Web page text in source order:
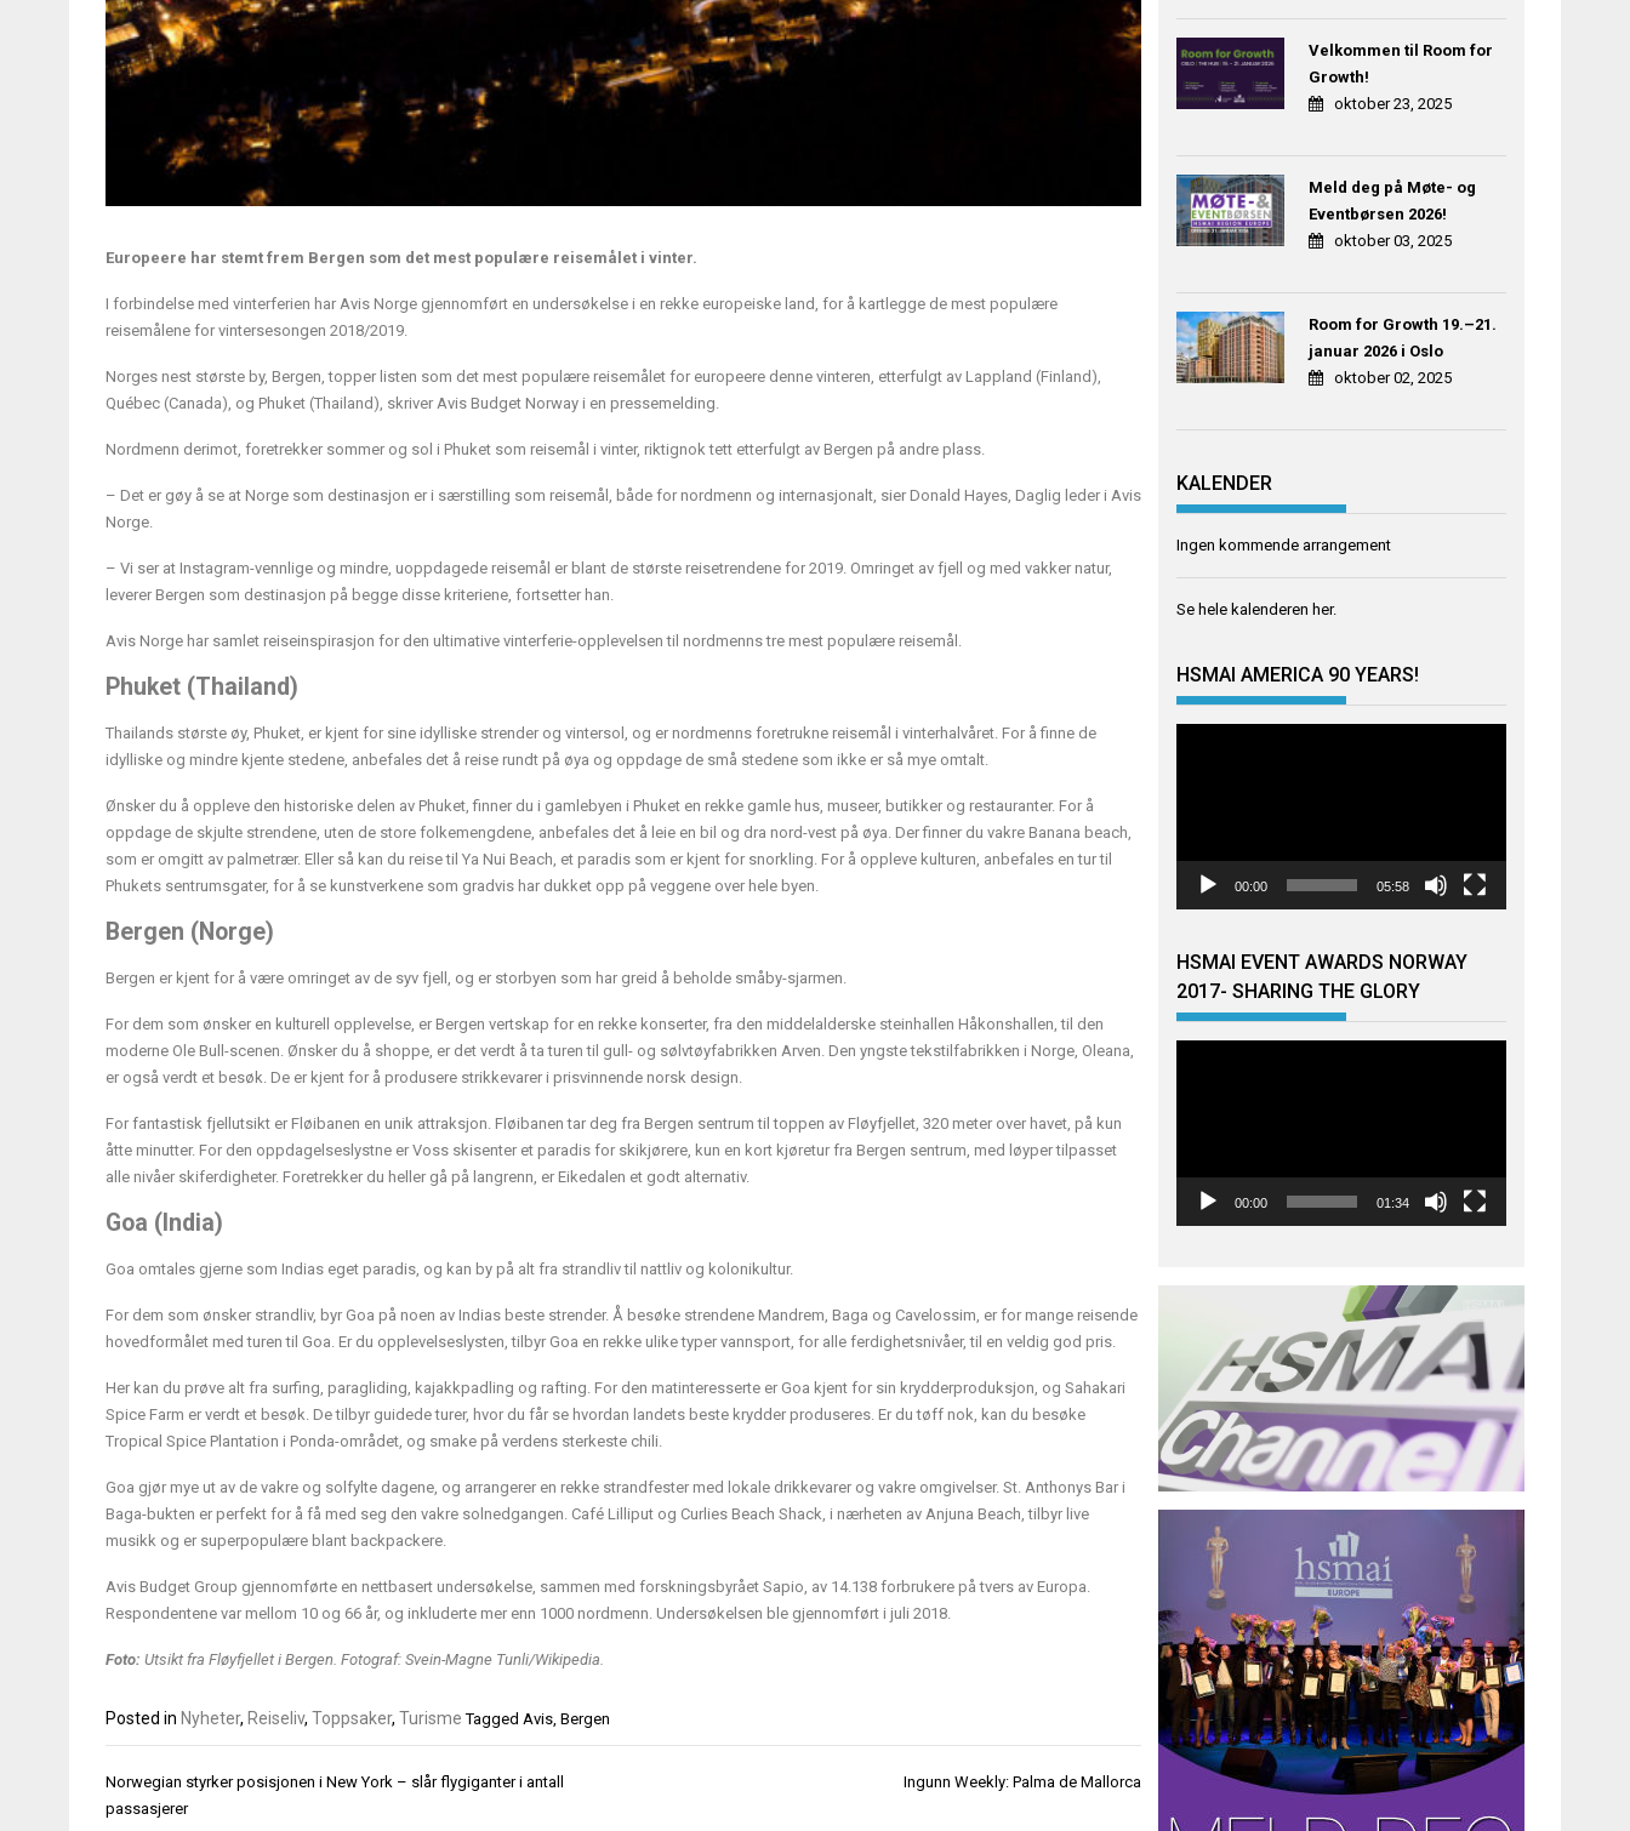
Europeere har stemt frem Bergen som det mest populære reisemålet i vinter.
I forbindelse med vinterferien har Avis Norge gjennomført en undersøkelse i en rekke europeiske land, for å kartlegge de mest populære
reisemålene for vintersesongen 2018/2019.
Norges nest største by, Bergen, topper listen som det mest populære reisemålet for europeere denne vinteren, etterfulgt av Lappland (Finland),
Québec (Canada), og Phuket (Thailand), skriver Avis Budget Norway i en pressemelding.
Nordmenn derimot, foretrekker sommer og sol i Phuket som reisemål i vinter, riktignok tett etterfulgt av Bergen på andre plass.
– Det er gøy å se at Norge som destinasjon er i særstilling som reisemål, både for nordmenn og internasjonalt, sier Donald Hayes, Daglig leder i Avis
Norge.
– Vi ser at Instagram-vennlige og mindre, uoppdagede reisemål er blant de største reisetrendene for 2019. Omringet av fjell og med vakker natur,
leverer Bergen som destinasjon på begge disse kriteriene, fortsetter han.
Avis Norge har samlet reiseinspirasjon for den ultimative vinterferie-opplevelsen til nordmenns tre mest populære reisemål.
Phuket (Thailand)
Thailands største øy, Phuket, er kjent for sine idylliske strender og vintersol, og er nordmenns foretrukne reisemål i vinterhalvåret. For å finne de
idylliske og mindre kjente stedene, anbefales det å reise rundt på øya og oppdage de små stedene som ikke er så mye omtalt.
Ønsker du å oppleve den historiske delen av Phuket, finner du i gamlebyen i Phuket en rekke gamle hus, museer, butikker og restauranter. For å
oppdage de skjulte strendene, uten de store folkemengdene, anbefales det å leie en bil og dra nord-vest på øya. Der finner du vakre Banana beach,
som er omgitt av palmetrær. Eller så kan du reise til Ya Nui Beach, et paradis som er kjent for snorkling. For å oppleve kulturen, anbefales en tur til
Phukets sentrumsgater, for å se kunstverkene som gradvis har dukket opp på veggene over hele byen.
Bergen (Norge)
Bergen er kjent for å være omringet av de syv fjell, og er storbyen som har greid å beholde småby-sjarmen.
For dem som ønsker en kulturell opplevelse, er Bergen vertskap for en rekke konserter, fra den middelalderske steinhallen Håkonshallen, til den
moderne Ole Bull-scenen. Ønsker du å shoppe, er det verdt å ta turen til gull- og sølvtøyfabrikken Arven. Den yngste tekstilfabrikken i Norge, Oleana,
er også verdt et besøk. De er kjent for å produsere strikkevarer i prisvinnende norsk design.
For fantastisk fjellutsikt er Fløibanen en unik attraksjon. Fløibanen tar deg fra Bergen sentrum til toppen av Fløyfjellet, 320 meter over havet, på kun
åtte minutter. For den oppdagelseslystne er Voss skisenter et paradis for skikjørere, kun en kort kjøretur fra Bergen sentrum, med løyper tilpasset
alle nivåer skiferdigheter. Foretrekker du heller gå på langrenn, er Eikedalen et godt alternativ.
Goa (India)
Goa omtales gjerne som Indias eget paradis, og kan by på alt fra strandliv til nattliv og kolonikultur.
For dem som ønsker strandliv, byr Goa på noen av Indias beste strender. Å besøke strendene Mandrem, Baga og Cavelossim, er for mange reisende
hovedformålet med turen til Goa. Er du opplevelseslysten, tilbyr Goa en rekke ulike typer vannsport, for alle ferdighetsnivåer, til en veldig god pris.
Her kan du prøve alt fra surfing, paragliding, kajakkpadling og rafting. For den matinteresserte er Goa kjent for sin krydderproduksjon, og Sahakari
Spice Farm er verdt et besøk. De tilbyr guidede turer, hvor du får se hvordan landets beste krydder produseres. Er du tøff nok, kan du besøke
Tropical Spice Plantation i Ponda-området, og smake på verdens sterkeste chili.
Goa gjør mye ut av de vakre og solfylte dagene, og arrangerer en rekke strandfester med lokale drikkevarer og vakre omgivelser. St. Anthonys Bar i
Baga-bukten er perfekt for å få med seg den vakre solnedgangen. Café Lilliput og Curlies Beach Shack, i nærheten av Anjuna Beach, tilbyr live
musikk og er superpopulære blant backpackere.
Avis Budget Group gjennomførte en nettbasert undersøkelse, sammen med forskningsbyrået Sapio, av 14.138 forbrukere på tvers av Europa.
Respondentene var mellom 10 og 66 år, og inkluderte mer enn 1000 nordmenn. Undersøkelsen ble gjennomført i juli 2018.
Foto: Utsikt fra Fløyfjellet i Bergen. Fotograf: Svein-Magne Tunli/Wikipedia.
Posted in Nyheter, Reiseliv, Toppsaker, Turisme Tagged Avis Bergen
Innleggsnavigasjon
Norwegian styrker posisjonen i New York – slår flygiganter i antall
passasjerer
Ingunn Weekly: Palma de Mallorca
Velkommen til Room for
Growth!
oktober 23, 2025
Meld deg på Møte- og
Eventbørsen 2026!
oktober 03, 2025
Room for Growth 19.–21.
januar 2026 i Oslo
oktober 02, 2025
KALENDER
Ingen kommende arrangement
Se hele kalenderen her.
HSMAI AMERICA 90 YEARS!
00:00 05:58
HSMAI EVENT AWARDS NORWAY
2017- SHARING THE GLORY
00:00 01:34